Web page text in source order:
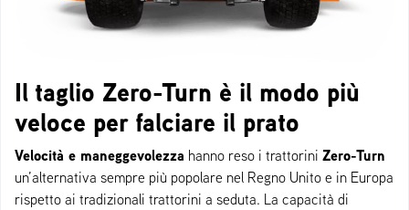
Il taglio Zero-Turn è il modo più
veloce per falciare il prato
Velocità e maneggevolezza hanno reso i trattorini Zero-Turn
un’alternativa sempre più popolare nel Regno Unito e in Europa
rispetto ai tradizionali trattorini a seduta. La capacità di